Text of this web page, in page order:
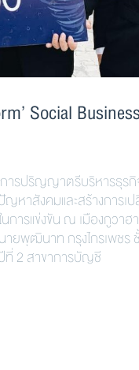
Social
รปริญญาตรีบริหารธุร
หาสังคมและสร้างการ
ารแข่งขัน ณ เมืองกูวา
พุฒินาท กรุงไกรเพชร
ที่ 2 สาขาการบัญชี